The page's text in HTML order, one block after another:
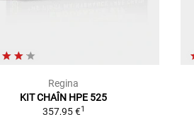
Regina
KIT CHAÎN HPE 525
357,95 €1